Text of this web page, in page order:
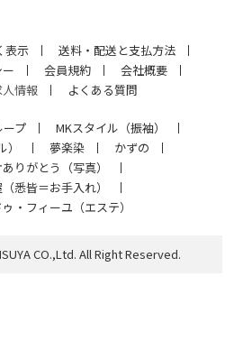
表示
送料・配送と支払方法
会員規約
会社概要
人情報 よくある質問
ープ
MKスタイル（振袖）
夢楽染
かずの
りがとう（写真）
悉皆＝お手入れ）
・フィーユ（エステ）
CO.,Ltd. All Right Reserved.